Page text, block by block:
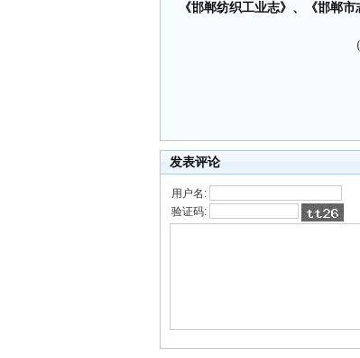
《邯郸纺织工业志》、《邯郸
发表评论
用户名:
验证码: